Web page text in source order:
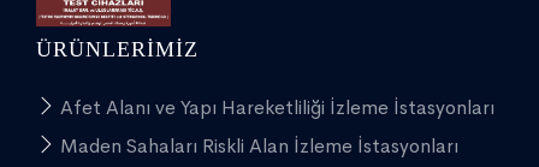
ÜRÜNLERIMIZ
Afet Alanı ve Yapı Hareketliliği İzleme İstasyonları
Maden Sahaları Riskli Alan İzleme İstasyonları